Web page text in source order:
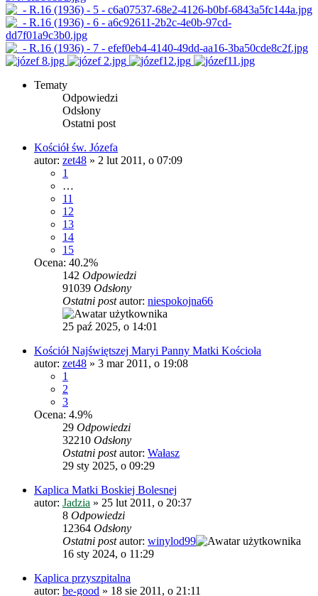
Tematy
Odpowiedzi
Odsłony
Ostatni post
Kościół św. Józefa
autor: zet48 » 2 lut 2011, o 07:09
1
…
11
12
13
14
15
Ocena: 40.2%
142 Odpowiedzi
91039 Odsłony
Ostatni postautor: niespokojna66
25 paź 2025, o 14:01
Kościół Najświętszej Maryi Panny Matki Kościoła
autor: zet48 » 3 mar 2011, o 19:08
1
2
3
Ocena: 4.9%
29 Odpowiedzi
32210 Odsłony
Ostatni postautor: Wałasz
29 sty 2025, o 09:29
Kaplica Matki Boskiej Bolesnej
autor: Jadzia » 25 lut 2011, o 20:37
8 Odpowiedzi
12364 Odsłony
Ostatni postautor: winylod99
16 sty 2024, o 11:29
Kaplica przyszpitalna
autor: be-good » 18 sie 2011, o 21:11